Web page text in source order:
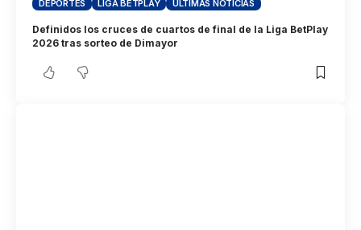
DEPORTES LIGA BETPLAY ÚLTIMAS NOTICIAS
Definidos los cruces de cuartos de final de la Liga BetPlay
2026 tras sorteo de Dimayor